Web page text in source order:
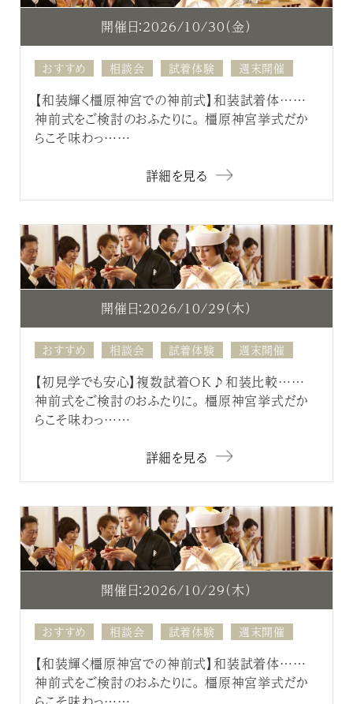
開催日：2026/10/30（金）
おすすめ 相談会 試着体験 週末開催
【和装輝く橿原神宮での神前式】和装試着体……
神前式をご検討のおふたりに。 橿原神宮挙式だか
らこそ味わっ……
詳細を見る
開催日：2026/10/29（木）
おすすめ 相談会 試着体験 週末開催
【初見学でも安心】複数試着OK♪和装比較……
神前式をご検討のおふたりに。 橿原神宮挙式だか
らこそ味わっ……
詳細を見る
開催日：2026/10/29（木）
おすすめ 相談会 試着体験 週末開催
【和装輝く橿原神宮での神前式】和装試着体……
神前式をご検討のおふたりに。 橿原神宮挙式だか